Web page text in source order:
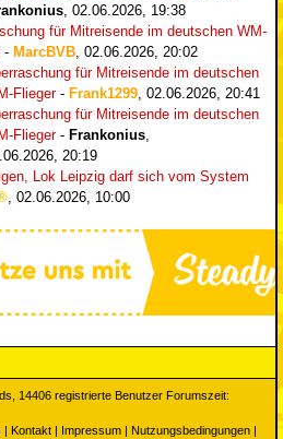
02.06.2026, 19:38
für Mitreisende im deutschen WM-
- MarcBVB 02.06.2026, 20:02
für Mitreisende im deutschen
Flieger- Frank1299 02.06.2026, 20:41
für Mitreisende im deutschen
Flieger- Frankonius
20:19
Lok Leipzig darf sich vom System
02.06.2026, 10:00
14406 registrierte Benutzer Forumszeit:
Kontakt Impressum Nutzungsbedingungen